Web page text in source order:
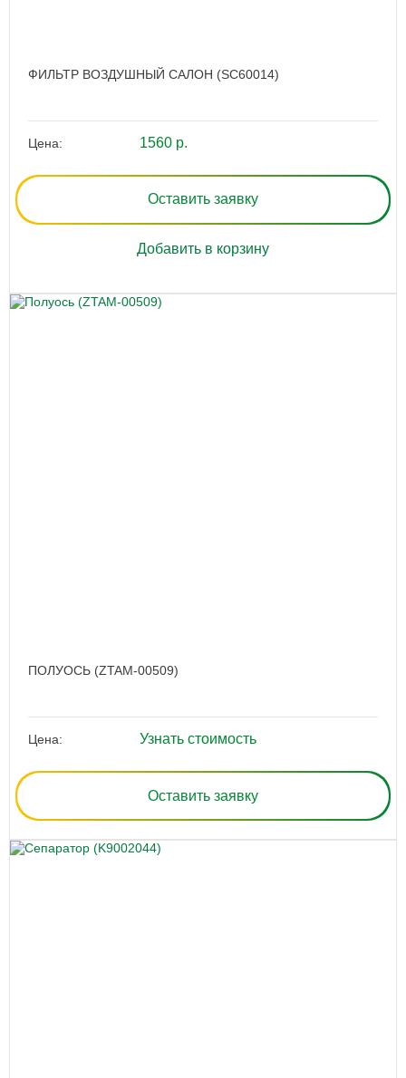
ФИЛЬТР ВОЗДУШНЫЙ САЛОН (SC60014)
Цена: 1560 р.
Оставить заявку
Добавить в корзину
ПОЛУОСЬ (ZTAM-00509)
Цена: Узнать стоимость
Оставить заявку